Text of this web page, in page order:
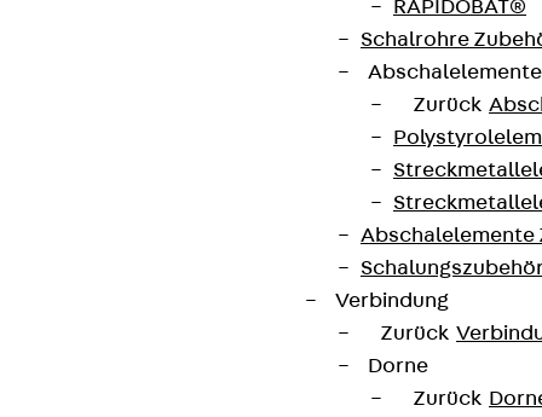
RAPIDOBAT®
Schalrohre
Zurück
Abschalelemente
Verbindung
Zurück
Dorne
Zurück
Produktneuheiten, Referenzen und aktuellen